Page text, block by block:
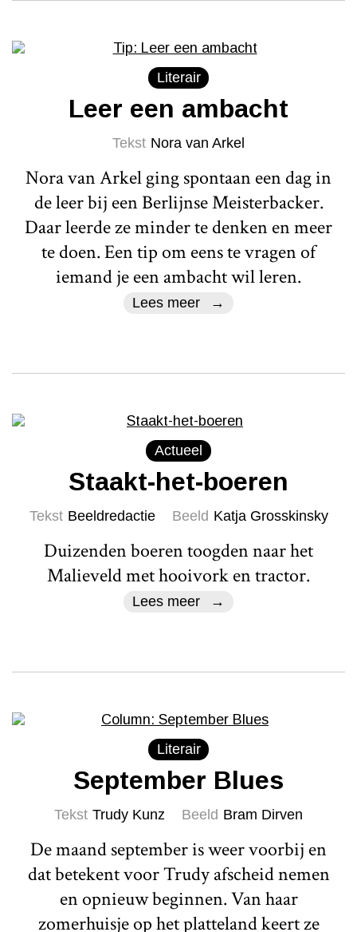
Literair
Leer een ambacht
Tekst Nora van Arkel
Nora van Arkel ging spontaan een dag in
de leer bij een Berlijnse Meisterbacker.
Daar leerde ze minder te denken en meer
te doen. Een tip om eens te vragen of
iemand je een ambacht wil leren.
Lees meer
Actueel
Staakt-het-boeren
Tekst Beeldredactie Beeld Katja Grosskinsky
Duizenden boeren toogden naar het
Malieveld met hooivork en tractor.
Lees meer
Literair
September Blues
Tekst Trudy Kunz Beeld Bram Dirven
De maand september is weer voorbij en
dat betekent voor Trudy afscheid nemen
en opnieuw beginnen. Van haar
zomerhuisje op het platteland keert ze